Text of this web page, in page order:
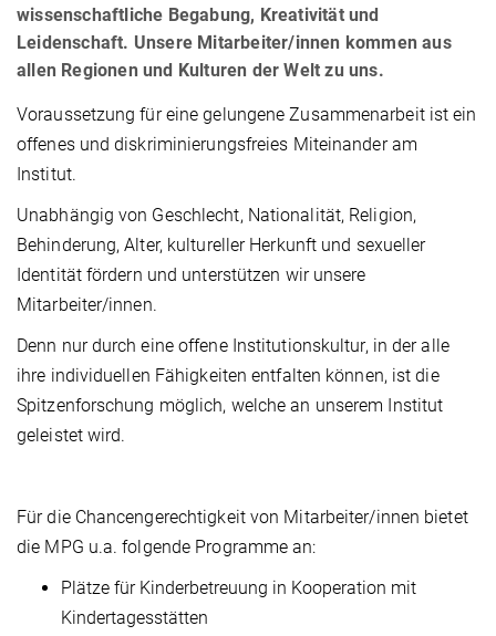
wissenschaftliche Begabung, Kreativität und
Leidenschaft. Unsere Mitarbeiter/innen kommen aus
allen Regionen und Kulturen der Welt zu uns.
Voraussetzung für eine gelungene Zusammenarbeit ist ein
offenes und diskriminierungsfreies Miteinander am
Institut.
Unabhängig von Geschlecht, Nationalität, Religion,
Behinderung, Alter, kultureller Herkunft und sexueller
Identität fördern und unterstützen wir unsere
Mitarbeiter/innen.
Denn nur durch eine offene Institutionskultur, in der alle
ihre individuellen Fähigkeiten entfalten können, ist die
Spitzenforschung möglich, welche an unserem Institut
geleistet wird.
Für die Chancengerechtigkeit von Mitarbeiter/innen bietet
die MPG u.a. folgende Programme an:
Plätze für Kinderbetreuung in Kooperation mit
Kindertagesstätten